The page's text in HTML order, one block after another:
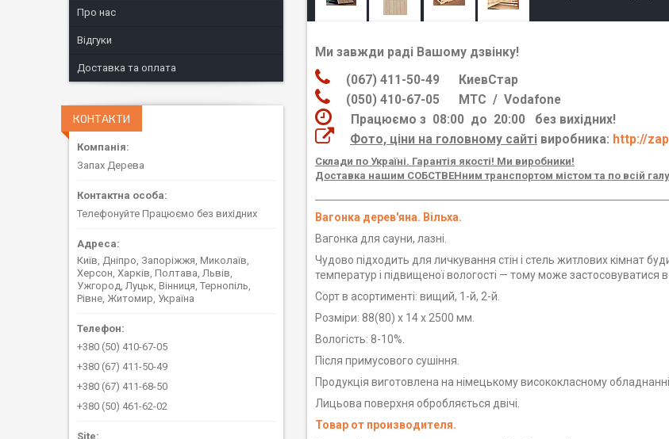
Ми завжди раді Вашому дзвінку!
(067) 411-50-49 КиевСтар
(050) 410-67-05 МТС / Vodafone
Працюємо з 08:00 до 20:00 без вихідних!
Фото, ціни на головному сайті виробника: http://
Склади по Україні. Гарантія якості! Ми виробники!
Доставка нашим СОБСТВЕНним транспортом містом та по всій
Вагонка дерев'яна. Вільха.
Вагонка для сауни, лазні.
Чудово підходить для личкування стін і стель житлових кімнат
температур і підвищеної вологості — тому може застосовуватися
Сорт в асортименті: вищий, 1-й, 2-й.
Розміри: 88(80) х 14 х 2500 мм.
Вологість: 8-10%.
Після примусового сушіння.
Продукція виготовлена на німецькому висококласному обладнанні.
Лицьова поверхня обробляється двічі.
Товар от производителя.
Про нас
Відгуки
Доставка та оплата
КОНТАКТИ
Запах Дерева
Телефонуйте Працюємо без вихідних
Київ, Дніпро, Запоріжжя, Миколаїв,
Херсон, Харків, Полтава, Львів,
Ужгород, Луцьк, Вінниця, Тернопіль,
Рівне, Житомир, Україна
+380 (50) 410-67-05
+380 (67) 411-50-49
+380 (67) 411-68-50
+380 (50) 461-62-02